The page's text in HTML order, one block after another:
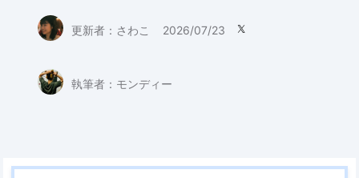
更新者： さわこ 2026/07/23 
執筆者： モンディー